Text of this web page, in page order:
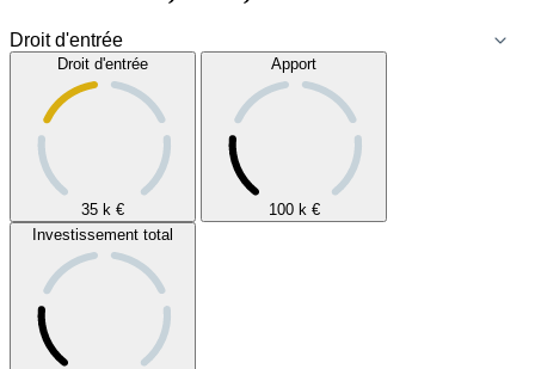
Droit d'entrée
35 k €
Apport
100 k €
Investissement total